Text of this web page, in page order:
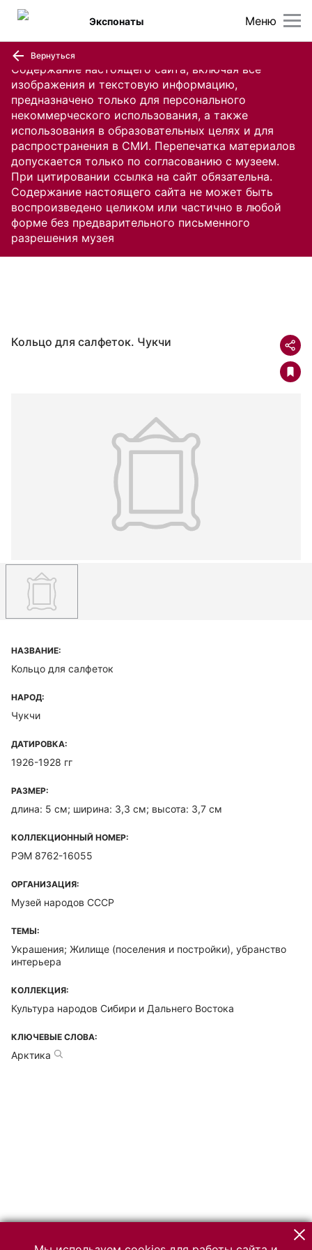
Содержание настоящего сайта, включая все
изображения и текстовую информацию,
предназначено только для персонального
некоммерческого использования, а также
использования в образовательных целях и для
распространения в СМИ. Перепечатка материалов
допускается только по согласованию с музеем.
При цитировании ссылка на сайт обязательна.
Содержание настоящего сайта не может быть
воспроизведено целиком или частично в любой
форме без предварительного письменного
разрешения музея
Меню
Экспонаты
Вернуться
Кольцо для салфеток. Чукчи
НАЗВАНИЕ:
Кольцо для салфеток
НАРОД:
Чукчи
ДАТИРОВКА:
1926-1928 гг
РАЗМЕР:
длина: 5 см; ширина: 3,3 см; высота: 3,7 см
КОЛЛЕКЦИОННЫЙ НОМЕР:
РЭМ 8762-16055
ОРГАНИЗАЦИЯ:
Музей народов СССР
ТЕМЫ:
Украшения; Жилище (поселения и постройки), убранство
интерьера
КОЛЛЕКЦИЯ:
Культура народов Сибири и Дальнего Востока
КЛЮЧЕВЫЕ СЛОВА:
Арктика